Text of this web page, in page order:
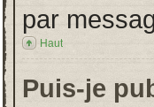
par
Haut
Puis-je